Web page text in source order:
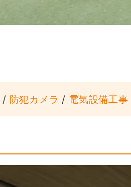
/ 防犯カメラ / 電気設備工事